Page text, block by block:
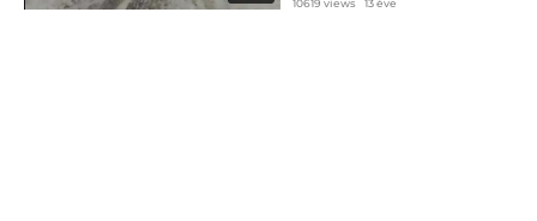
10619 views 13 éve